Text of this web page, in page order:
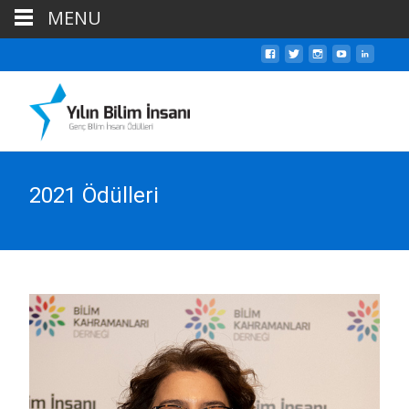
2021 Ödülleri
MENU